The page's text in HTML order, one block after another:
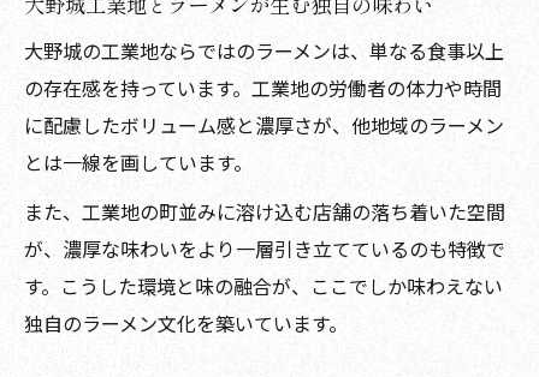
大野城の工業地ならではのラーメンは、単なる食事以上
の存在感を持っています。工業地の労働者の体力や時間
に配慮したボリューム感と濃厚さが、他地域のラーメン
とは一線を画しています。
また、工業地の町並みに溶け込む店舗の落ち着いた空間
が、濃厚な味わいをより一層引き立てているのも特徴で
す。こうした環境と味の融合が、ここでしか味わえない
独自のラーメン文化を築いています。